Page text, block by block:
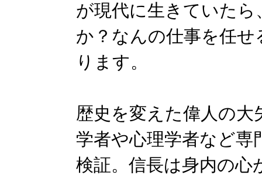
が現代に生きていた
か？なんの仕事を任
ります。
歴史を変えた偉人の
学者や心理学者など専
検証。信長は身内の心